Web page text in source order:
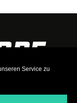
Service zu